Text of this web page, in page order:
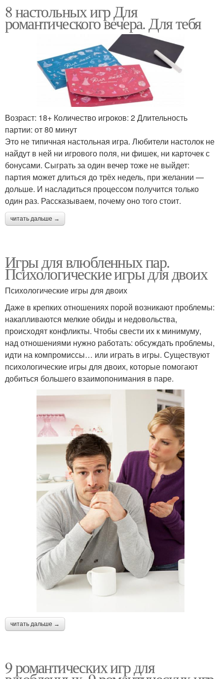
8 настольных игр Для
романтического вечера. Для тебя
Возраст: 18+ Количество игроков: 2 Длительность
партии: от 80 минут
Это не типичная настольная игра. Любители настолок не
найдут в ней ни игрового поля, ни фишек, ни карточек с
бонусами. Сыграть за один вечер тоже не выйдет:
партия может длиться до трёх недель, при желании —
дольше. И насладиться процессом получится только
один раз. Рассказываем, почему оно того стоит.
читать дальше →
Игры для влюбленных пар.
Психологические игры для двоих
Психологические игры для двоих
Даже в крепких отношениях порой возникают проблемы:
накапливаются мелкие обиды и недовольства,
происходят конфликты. Чтобы свести их к минимуму,
над отношениями нужно работать: обсуждать проблемы,
идти на компромиссы… или играть в игры. Существуют
психологические игры для двоих, которые помогают
добиться большего взаимопонимания в паре.
читать дальше →
9 романтических игр для